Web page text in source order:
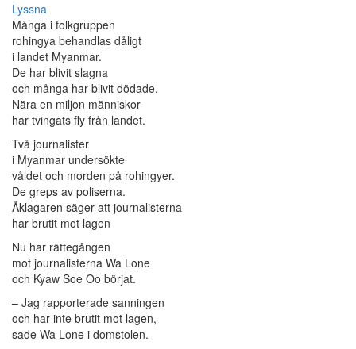
Lyssna
Många i folkgruppen
rohingya behandlas dåligt
i landet Myanmar.
De har blivit slagna
och många har blivit dödade.
Nära en miljon människor
har tvingats fly från landet.
Två journalister
i Myanmar undersökte
våldet och morden på rohingyer.
De greps av poliserna.
Åklagaren säger att journalisterna
har brutit mot lagen
Nu har rättegången
mot journalisterna Wa Lone
och Kyaw Soe Oo börjat.
– Jag rapporterade sanningen
och har inte brutit mot lagen,
sade Wa Lone i domstolen.